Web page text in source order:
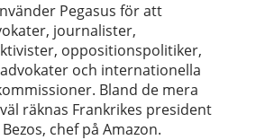
Pegasus för att
journalister,
oppositionspolitiker,
och internationella
Bland de mera
räknas Frankrikes president
chef på Amazon.